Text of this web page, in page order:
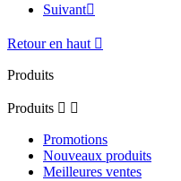
Suivant
Retour en haut 
Produits
Produits  
Promotions
Nouveaux produits
Meilleures ventes